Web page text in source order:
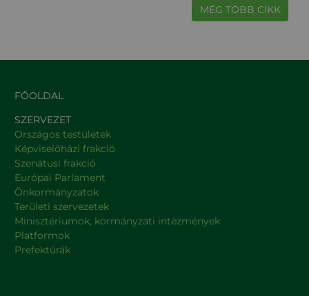
MÉG TÖBB CIKK
FŐOLDAL
SZERVEZET
Országos testületek
Képviselőházi frakció
Szenátusi frakció
Európai Parlament
Önkormányzatok
Területi szervezetek
Minisztériumok, kormányzati intézmények
Platformok
Prefektúrák